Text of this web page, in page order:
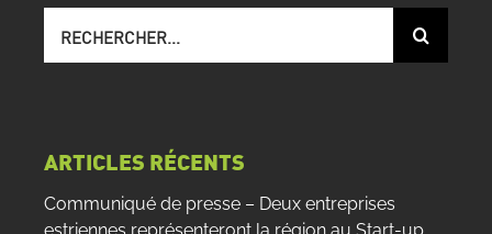
sur
ARTICLES RÉCENTS
Communiqué de presse – Deux entreprises